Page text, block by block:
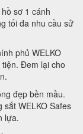
sơ 1 cánh
tối đa nhu cầu sử
phủ WELKO
Đem lại cho
đẹp bền mầu.
WELKO Safes
lựa.